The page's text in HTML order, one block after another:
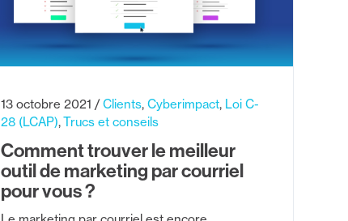
Comment trouver le meilleur
outil de marketing par courriel
pour vous ?
13 octobre 2021 Clients Cyberimpact Loi C-
28 (LCAP) Trucs et conseils